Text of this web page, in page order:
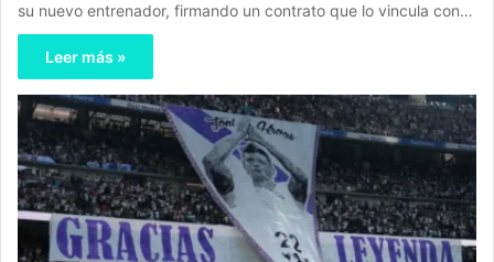
su nuevo entrenador, firmando un contrato que lo vincula con…
Leer más »